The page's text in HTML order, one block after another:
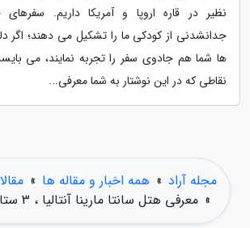
نظیر در قاره اروپا و آمریکا داریم.
جدانشدنی از کودکی ما را تشکیل می دهند؛ اگر
ها شما هم جادوی سفر را تجربه نمایند، می
نقاطی که در این نوشتار به شما معرفی...
مجله آراد » همه اخبار و مقاله ها »
» معرفی هتل سانتا مارینا آنتالیا ، 3 ستاره